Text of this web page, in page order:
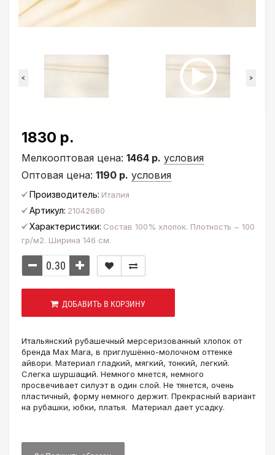
< >
1830 р.
Мелкооптовая цена: 1464 р. условия
Оптовая цена: 1190 р. условия
Производитель: Италия
Артикул: 21042680
Характеристики: Состав 100% хлопок. Плотность ~ 100
гр/м2. Ширина 146 см.
ДОБАВИТЬ В КОРЗИНУ
Итальянский рубашечный мерсеризованный хлопок от
бренда Max Mara, в приглушённо-молочном оттенке
айвори. Материал гладкий, мягкий, тонкий, легкий.
Слегка шуршащий. Немного мнется, немного
просвечивает силуэт в один слой. Не тянется, очень
пластичный, форму немного держит. Прекрасный вариант
на рубашки, юбки, платья. Материал дает усадку.